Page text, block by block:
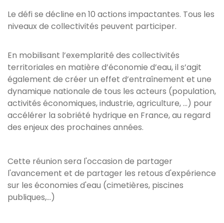
Le défi se décline en 10 actions impactantes. Tous les
niveaux de collectivités peuvent participer.
En mobilisant l’exemplarité des collectivités
territoriales en matière d’économie d’eau, il s’agit
également de créer un effet d’entraînement et une
dynamique nationale de tous les acteurs (population,
activités économiques, industrie, agriculture, …) pour
accélérer la sobriété hydrique en France, au regard
des enjeux des prochaines années.
Cette réunion sera l'occasion de partager
l'avancement et de partager les retous d'expérience
sur les économies d'eau (cimetières, piscines
publiques,...)